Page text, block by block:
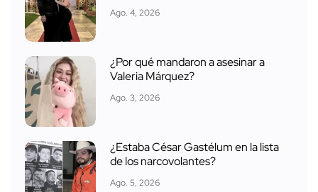
Ago. 4, 2026
¿Por qué mandaron a asesinar a
Valeria Márquez?
Ago. 3, 2026
¿Estaba César Gastélum en la lista
de los narcovolantes?
Ago. 5, 2026